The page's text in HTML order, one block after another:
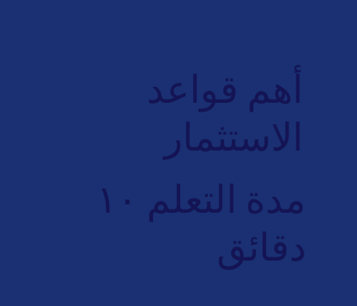
أهم قواعد
الاستثمار
مدة التعلم ١٠
دقائق